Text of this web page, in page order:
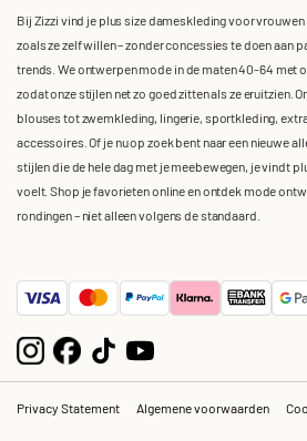
Bij Zizzi vind je plus size dameskleding voor
zoals ze zelf willen – zonder concessies te doen aan
trends. We ontwerpen mode in de maten 40-64 met
zodat onze stijlen net zo goed zitten als ze eruitzien.
blouses tot zwemkleding, lingerie, sportkleding,
accessoires. Of je nu op zoek bent naar een nieuwe
stijlen die de hele dag met je meebewegen, je vindt
voelt. Shop je favorieten online en ontdek mode
rondingen – niet alleen volgens de standaard.
Privacy Statement Algemene voorwaarden